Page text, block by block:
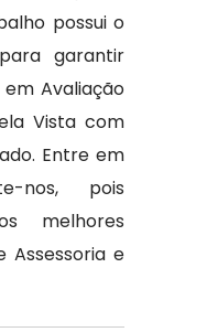
possui o
garantir
Avaliação
Vista com
Entre em
nos, pois
melhores
Assessoria e